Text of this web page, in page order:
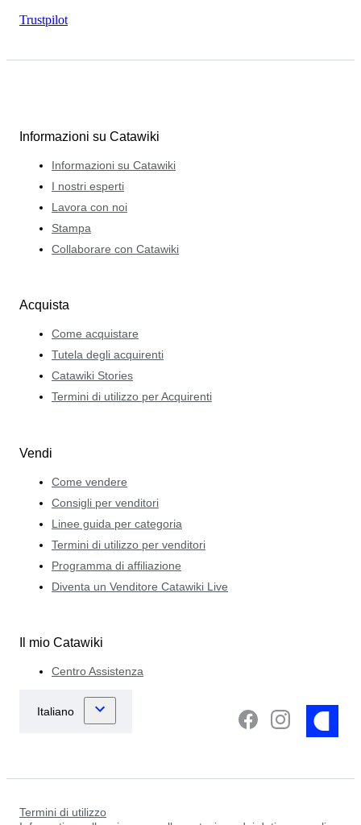
Trustpilot
Informazioni su Catawiki
Informazioni su Catawiki
I nostri esperti
Lavora con noi
Stampa
Collaborare con Catawiki
Acquista
Come acquistare
Tutela degli acquirenti
Catawiki Stories
Termini di utilizzo per Acquirenti
Vendi
Come vendere
Consigli per venditori
Linee guida per categoria
Termini di utilizzo per venditori
Programma di affiliazione
Diventa un Venditore Catawiki Live
Il mio Catawiki
Centro Assistenza
Termini di utilizzo